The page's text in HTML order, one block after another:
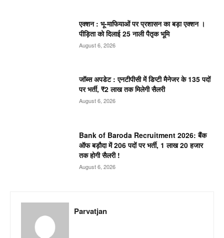
एक्शन : भू-माफियाओं पर प्रशासन का बड़ा एक्शन ।
पीड़िता को दिलाई 25 नाली पैतृक भूमि
August 6, 2026
जॉब्स अपडेट : एनटीपीसी में डिप्टी मैनेजर के 135 पदों
पर भर्ती, ₹2 लाख तक मिलेगी सैलरी
August 6, 2026
Bank of Baroda Recruitment 2026: बैंक
ऑफ बड़ौदा में 206 पदों पर भर्ती, 1 लाख 20 हजार
तक होगी सैलरी !
August 6, 2026
Parvatjan